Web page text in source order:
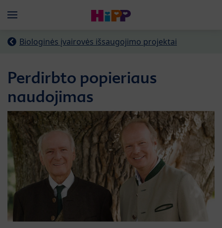
Menü
Biologinės įvairovės išsaugojimo projektai
Perdirbto popieriaus
naudojimas